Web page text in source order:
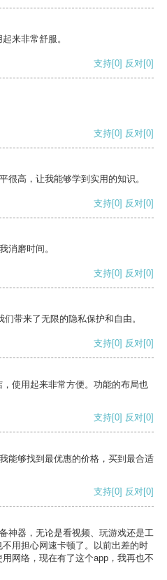
来非常舒服。
支持[0] 反对[0]
支持[0] 反对[0]
很高，让我能够学到实用的知识。
支持[0] 反对[0]
消磨时间。
支持[0] 反对[0]
带来了无限的隐私保护和自由。
支持[0] 反对[0]
使用起来非常方便。功能的布局也
支持[0] 反对[0]
能够找到最优惠的价格，买到最合适
支持[0] 反对[0]
神器，无论是看视频、玩游戏还是工
用担心网速卡顿了。以前出差的时
网络，现在有了这个app，我再也不